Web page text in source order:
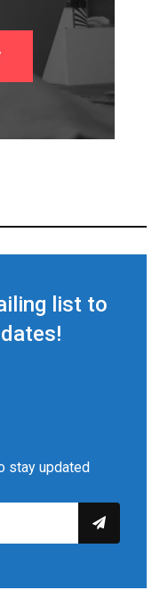
list to
stay updated